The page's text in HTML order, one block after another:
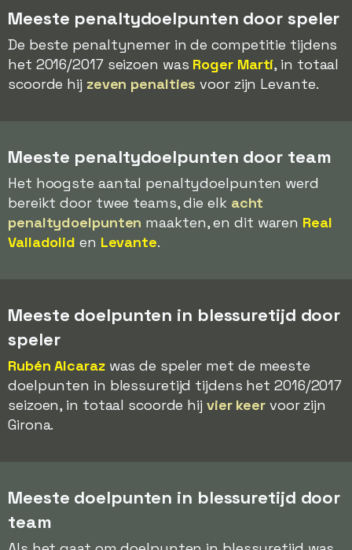
Meeste penaltydoelpunten door speler
De beste penaltynemer in de competitie tijdens
het 2016/2017 seizoen was Roger Martí, in totaal
scoorde hij zeven penalties voor zijn Levante.
Meeste penaltydoelpunten door team
Het hoogste aantal penaltydoelpunten werd
bereikt door twee teams, die elk acht
penaltydoelpunten maakten, en dit waren Real
Valladolid en Levante.
Meeste doelpunten in blessuretijd door
speler
Rubén Alcarazwas de speler met de meeste
doelpunten in blessuretijd tijdens het 2016/2017
seizoen, in totaal scoorde hij vier keer voor zijn
Girona.
Meeste doelpunten in blessuretijd door
team